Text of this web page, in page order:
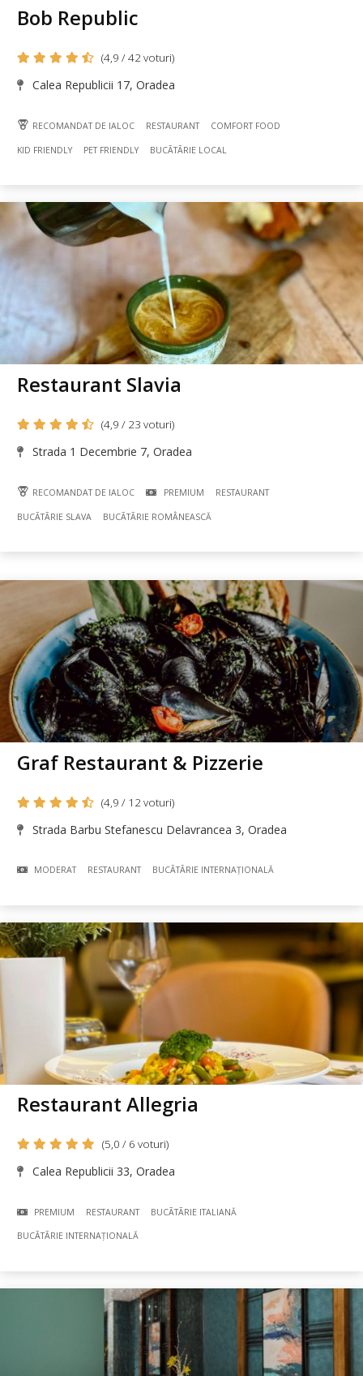
Bob Republic
(4,9 / 42 voturi)
Calea Republicii 17, Oradea
RECOMANDAT DE IALOC RESTAURANT COMFORT FOOD
KID FRIENDLY PET FRIENDLY BUCÃTÃRIE LOCAL
Restaurant Slavia
(4,9 / 23 voturi)
Strada 1 Decembrie 7, Oradea
RECOMANDAT DE IALOC PREMIUM RESTAURANT
BUCÃTÃRIE SLAVA BUCÃTÃRIE ROMÂNEASCĂ
Graf Restaurant & Pizzerie
(4,9 / 12 voturi)
Strada Barbu Stefanescu Delavrancea 3, Oradea
MODERAT RESTAURANT BUCÃTÃRIE INTERNAȚIONALĂ
Restaurant Allegria
(5,0 / 6 voturi)
Calea Republicii 33, Oradea
PREMIUM RESTAURANT BUCÃTÃRIE ITALIANĂ
BUCÃTÃRIE INTERNAȚIONALĂ